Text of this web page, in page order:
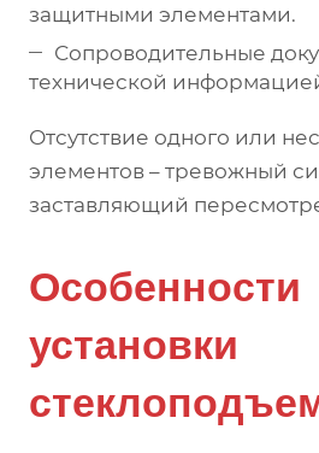
защитными элементами.
Сопроводительные
технической
Отсутствие одного или
элементов – тревожный
заставляющий
Особенности
установки